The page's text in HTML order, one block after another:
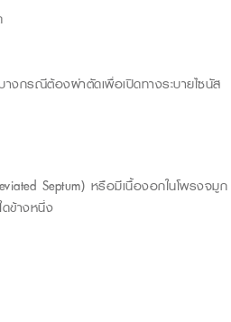
างกรณีต้องผ่าตัดเพื่อเปิดทางระบายไซนัส
Septum) หรือมีเนื้องอกในโพรงจมูก
ข้างหนึ่ง